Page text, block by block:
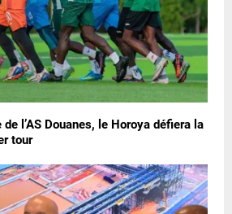
l’AS Douanes, le Horoya défiera la
tour